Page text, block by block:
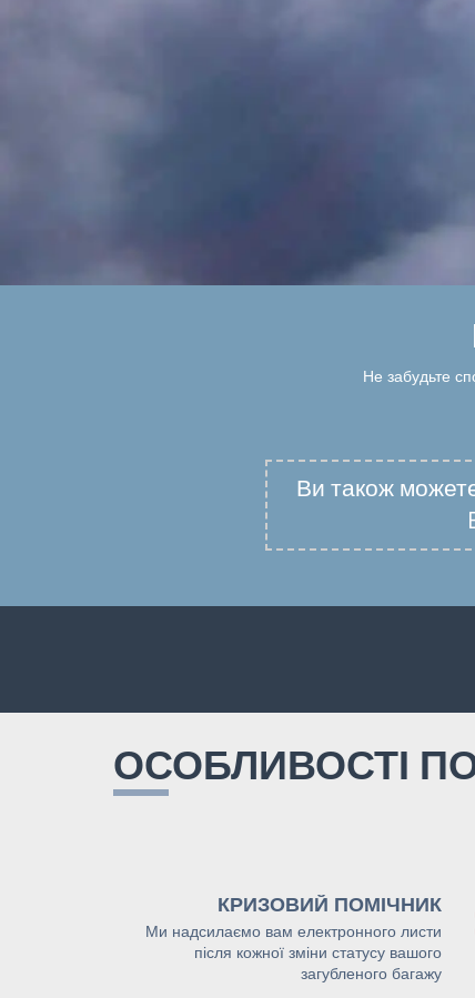
Не забудьте
Ви також
ОСОБЛИВОСТІ
КРИЗОВИЙ ПОМІЧНИК
Ми надсилаємо вам електронного листи
після кожної зміни статусу вашого
загубленого багажу